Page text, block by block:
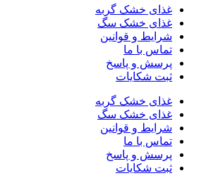
غذای خشک گربه
غذای خشک سگ
شرایط و قوانین
تماس با ما
پرسش و پاسخ
ثبت شکایات
غذای خشک گربه
غذای خشک سگ
شرایط و قوانین
تماس با ما
پرسش و پاسخ
ثبت شکایات